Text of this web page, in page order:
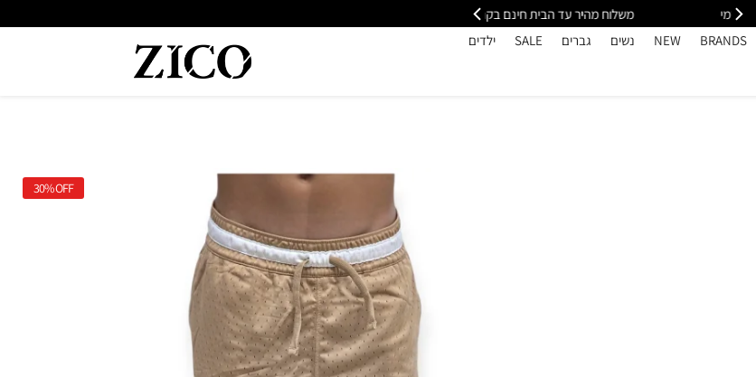
משלוח מהיר עד הבית חינם בקנייה מעל 399
BRANDS
NEW נשים גברים SALE ילדים
30%OFF